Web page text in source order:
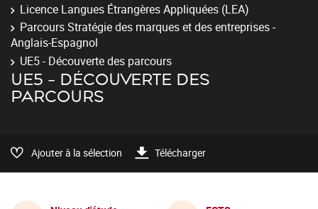
Licence Langues Étrangères Appliquées (LEA)
Parcours Stratégie des marques et des entreprises -
Anglais-Espagnol
UE5 - Découverte des parcours
UE5 - DÉCOUVERTE DES
PARCOURS
Ajouter à la sélection Télécharger